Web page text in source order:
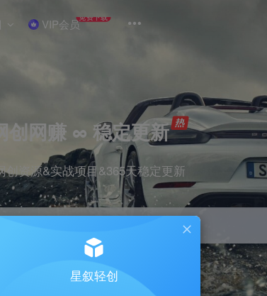
VIP会员免费下载
创网赚 ∞ 稳定更新
创资源&实战项目&365天稳定更新
快手 小红书
星叙轻创